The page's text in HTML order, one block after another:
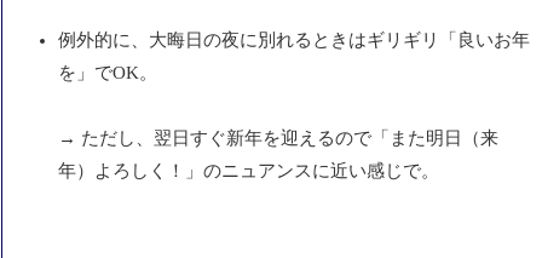
例外的に、大晦日の夜に別れるときはギリギリ「良いお年
を」でOK。
→ ただし、翌日すぐ新年を迎えるので「また明日（来
年）よろしく！」のニュアンスに近い感じで。